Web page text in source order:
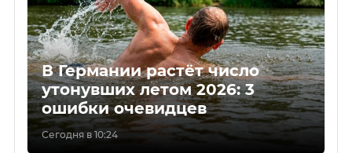
В Германии растёт число
утонувших летом 2026: 3
ошибки очевидцев
Сегодня в 10:24